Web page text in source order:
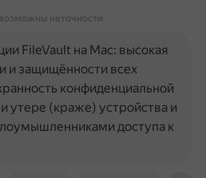
возможны неточности
FileVault на Mac: высокая
и защищённости всех
конфиденциальной
утере (краже) устройства и
доступа к